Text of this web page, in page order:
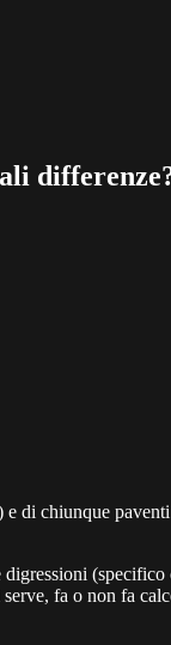
e di chiunque
fa o non fa